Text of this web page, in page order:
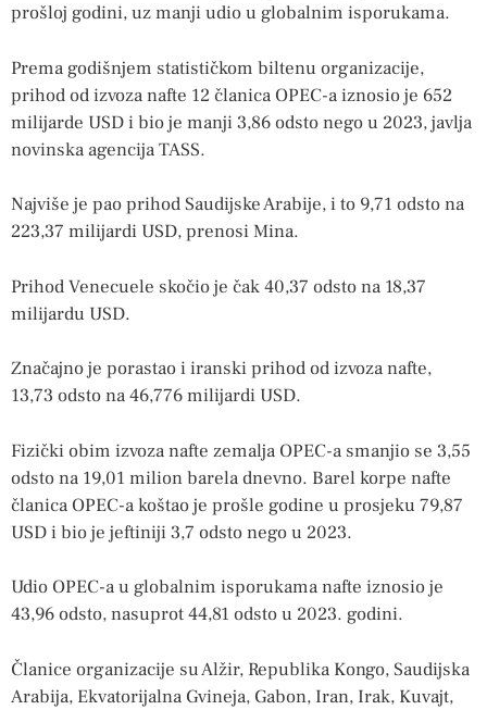
prošloj godini, uz manji udio u globalnim isporukama.
Prema godišnjem statističkom biltenu organizacije,
prihod od izvoza nafte 12 članica OPEC-a iznosio je 652
milijarde USD i bio je manji 3,86 odsto nego u 2023, javlja
novinska agencija TASS.
Najviše je pao prihod Saudijske Arabije, i to 9,71 odsto na
223,37 milijardi USD, prenosi Mina.
Prihod Venecuele skočio je čak 40,37 odsto na 18,37
milijardu USD.
Značajno je porastao i iranski prihod od izvoza nafte,
13,73 odsto na 46,776 milijardi USD.
Fizički obim izvoza nafte zemalja OPEC-a smanjio se 3,55
odsto na 19,01 milion barela dnevno. Barel korpe nafte
članica OPEC-a koštao je prošle godine u prosjeku 79,87
USD i bio je jeftiniji 3,7 odsto nego u 2023.
Udio OPEC-a u globalnim isporukama nafte iznosio je
43,96 odsto, nasuprot 44,81 odsto u 2023. godini.
Članice organizacije su Alžir, Republika Kongo, Saudijska
Arabija, Ekvatorijalna Gvineja, Gabon, Iran, Irak, Kuvajt,